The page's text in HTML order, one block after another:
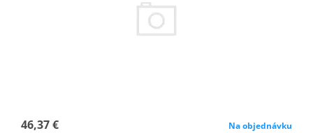
46,37 € Na objednávku